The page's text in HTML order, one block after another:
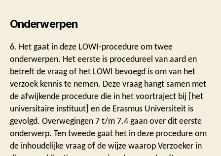
Onderwerpen
6. Het gaat in deze LOWI-procedure om twee
onderwerpen. Het eerste is procedureel van aard en
betreft de vraag of het LOWI bevoegd is om van het
verzoek kennis te nemen. Deze vraag hangt samen met
de afwijkende procedure die in het voortraject bij [het
universitaire instituut] en de Erasmus Universiteit is
gevolgd. Overwegingen 7 t/m 7.4 gaan over dit eerste
onderwerp. Ten tweede gaat het in deze procedure om
de inhoudelijke vraag of de wijze waarop Verzoeker in